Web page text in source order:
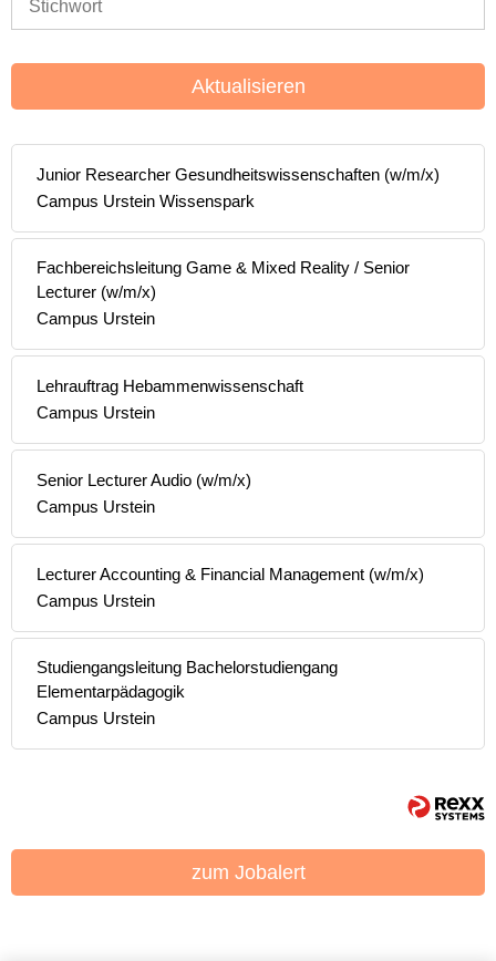
Aktualisieren
Junior Researcher Gesundheitswissenschaften (w/m/x)
Campus Urstein Wissenspark
Fachbereichsleitung Game & Mixed Reality / Senior
Lecturer (w/m/x)
Campus Urstein
Lehrauftrag Hebammenwissenschaft
Campus Urstein
Senior Lecturer Audio (w/m/x)
Campus Urstein
Lecturer Accounting & Financial Management (w/m/x)
Campus Urstein
Studiengangsleitung Bachelorstudiengang
Elementarpädagogik
Campus Urstein
zum Jobalert